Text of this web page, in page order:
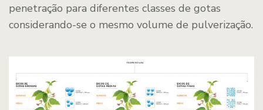
penetração para diferentes classes de gotas
considerando-se o mesmo volume de pulverização.